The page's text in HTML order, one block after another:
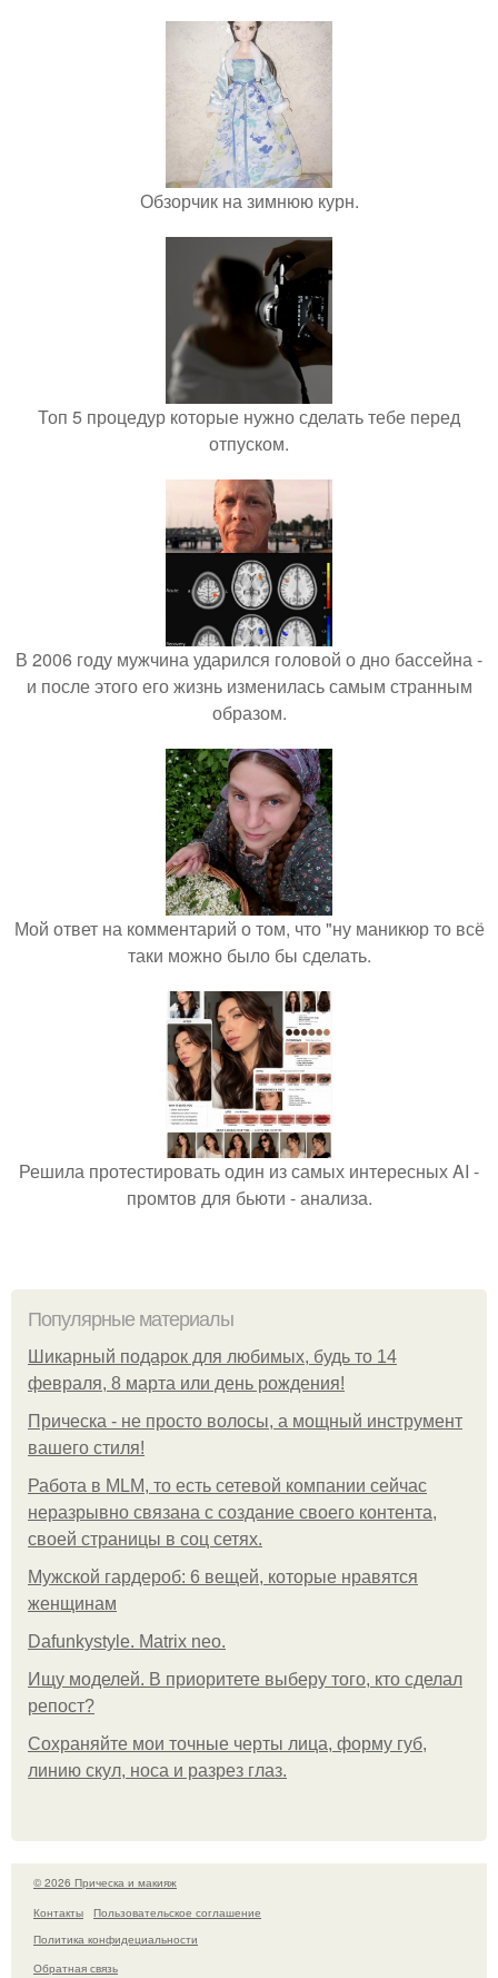
Обзорчик на зимнюю курн.
Топ 5 процедур которые нужно сделать тебе перед
отпуском.
В 2006 году мужчина ударился головой о дно бассейна -
и после этого его жизнь изменилась самым странным
образом.
Мой ответ на комментарий о том, что "ну маникюр то всё
таки можно было бы сделать.
Решила протестировать один из самых интересных AI -
промтов для бьюти - анализа.
Популярные материалы
Шикарный подарок для любимых, будь то 14
февраля, 8 марта или день рождения!
Прическа - не просто волосы, а мощный инструмент
вашего стиля!
Работа в MLM, то есть сетевой компании сейчас
неразрывно связана с создание своего контента,
своей страницы в соц сетях.
Мужской гардероб: 6 вещей, которые нравятся
женщинам
Dafunkystyle. Matrix neo.
Ищу моделей. В приоритете выберу того, кто сделал
репост?
Сохраняйте мои точные черты лица, форму губ,
линию скул, носа и разрез глаз.
© 2026 Прическа и макияж
Контакты
Пользовательское соглашение
Политика конфидециальности
Обратная связь